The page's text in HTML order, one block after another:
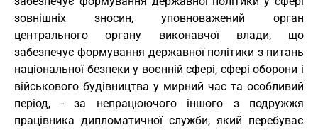
зовнішніх зносин, уповноважений орган
центрального органу виконавчої влади, що
забезпечує формування державної політики з питань
національної безпеки у воєнній сфері, сфері оборони і
військового будівництва у мирний час та особливий
період, - за непрацюючого іншого з подружжя
працівника дипломатичної служби, який перебуває